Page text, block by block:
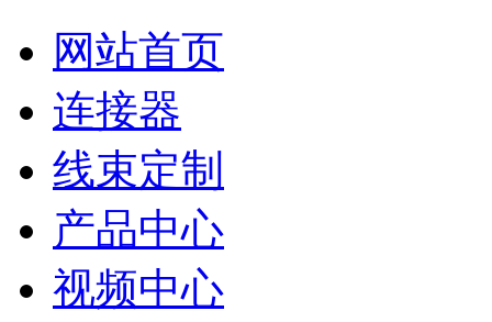
网站首页
连接器
线束定制
产品中心
视频中心